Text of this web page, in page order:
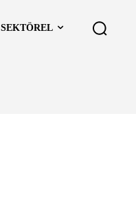
SEKTÖREL